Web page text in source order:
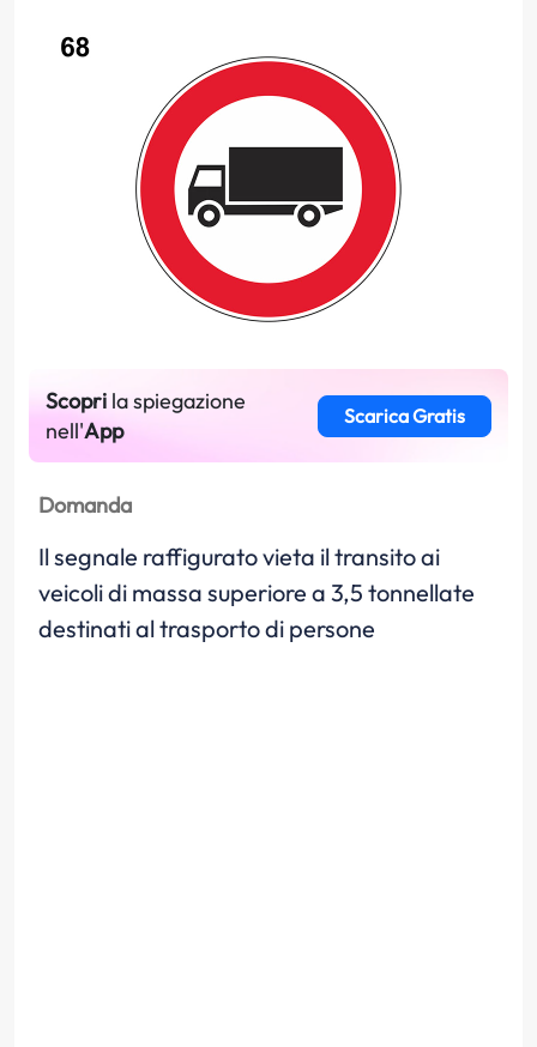
Scopri la spiegazione
nell'App
Scarica Gratis
Domanda
Il segnale raffigurato vieta il transito ai
veicoli di massa superiore a 3,5 tonnellate
destinati al trasporto di persone